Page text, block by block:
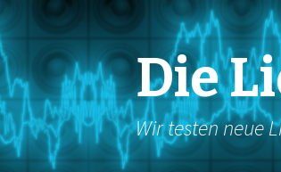
Die
Wir testen neue